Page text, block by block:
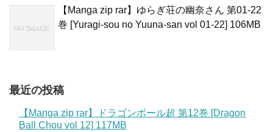
【Manga zip rar】ゆらぎ荘の幽奈さん 第01-22
巻 [Yuragi-sou no Yuuna-san vol 01-22] 106MB
最近の投稿
【Manga zip rar】ドラゴンボール超 第12巻 [Dragon
Ball Chou vol 12] 117MB